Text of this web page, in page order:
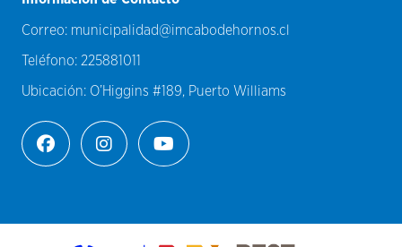
Correo: municipalidad@imcabodehornos.cl
Teléfono: 225881011
Ubicación: O’Higgins #189, Puerto Williams